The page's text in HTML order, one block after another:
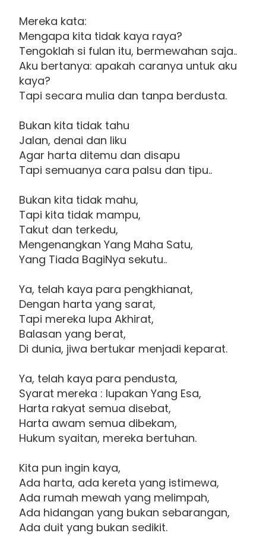
Mereka kata:
Mengapa kita tidak kaya raya?
Tengoklah si fulan itu, bermewahan saja..
Aku bertanya: apakah caranya untuk aku
kaya?
Tapi secara mulia dan tanpa berdusta.
Bukan kita tidak tahu
Jalan, denai dan liku
Agar harta ditemu dan disapu
Tapi semuanya cara palsu dan tipu..
Bukan kita tidak mahu,
Tapi kita tidak mampu,
Takut dan terkedu,
Mengenangkan Yang Maha Satu,
Yang Tiada BagiNya sekutu..
Ya, telah kaya para pengkhianat,
Dengan harta yang sarat,
Tapi mereka lupa Akhirat,
Balasan yang berat,
Di dunia, jiwa bertukar menjadi keparat.
Ya, telah kaya para pendusta,
Syarat mereka : lupakan Yang Esa,
Harta rakyat semua disebat,
Harta awam semua dibekam,
Hukum syaitan, mereka bertuhan.
Kita pun ingin kaya,
Ada harta, ada kereta yang istimewa,
Ada rumah mewah yang melimpah,
Ada hidangan yang bukan sebarangan,
Ada duit yang bukan sedikit.